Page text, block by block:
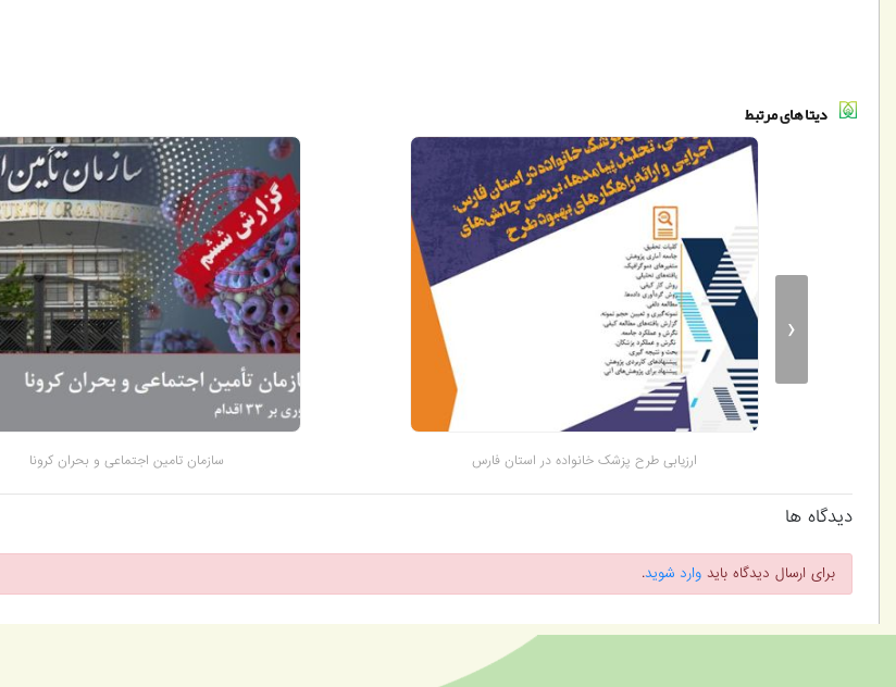
دیتا های مرتبط
ارزیابی طرح پزشک خانواده در استان فارس سازمان تامین اجتماعی و بحران کرونا
‹
دیدگاه ها
برای ارسال دیدگاه باید وارد شوید.